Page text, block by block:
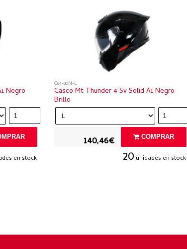
Negro
en stock
C64-30N-L
Casco Mt Thunder 4 Sv Solid A1 Negro
Brillo
140,46€ COMPRAR
20 unidades en stock